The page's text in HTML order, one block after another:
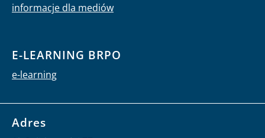
informacje dla mediów
E-LEARNING BRPO
e-learning
Adres